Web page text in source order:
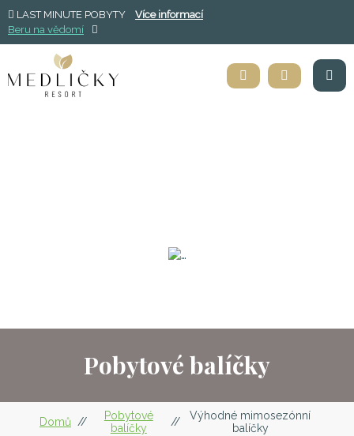
LAST MINUTE POBYTY Více informací
Beru na vědomí
Pobytové balíčky
Domů //
Pobytové
balíčky
//
Výhodné mimosezónní
balíčky